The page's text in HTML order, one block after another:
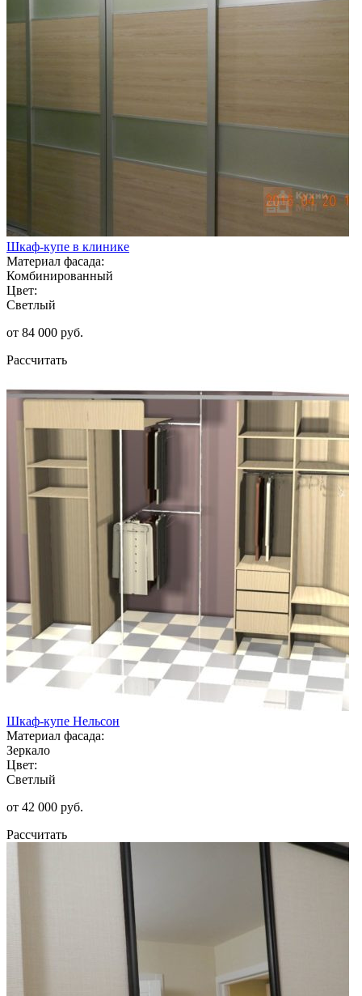
Шкаф-купе в клинике
Материал фасада:
Комбинированный
Цвет:
Светлый
от 84 000 руб.
Рассчитать
Шкаф-купе Нельсон
Материал фасада:
Зеркало
Цвет:
Светлый
от 42 000 руб.
Рассчитать